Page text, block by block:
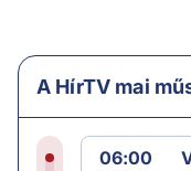
A HírTV mai
06:00